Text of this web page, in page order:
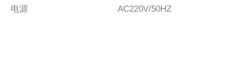
电源
AC220V/50HZ